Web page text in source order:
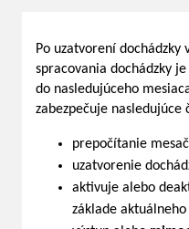
Po uzatvorení dochádzky
spracovania dochádzky
do nasledujúceho
zabezpečuje nasledujúce
prepočítanie
uzatvorenie
aktivuje alebo
základe